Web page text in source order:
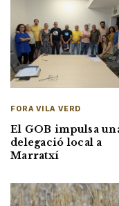
FORA VILA VERD
El GOB impulsa
delegació local a
Marratxí